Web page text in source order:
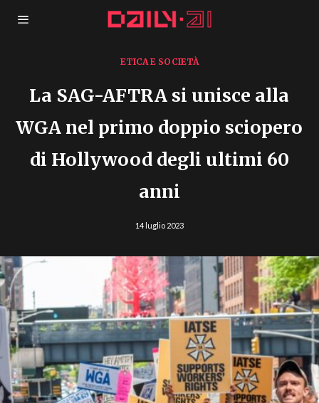
ETICA E SOCIETÀ
La SAG-AFTRA si unisce alla
WGA nel primo doppio sciopero
di Hollywood degli ultimi 60
anni
14 luglio 2023